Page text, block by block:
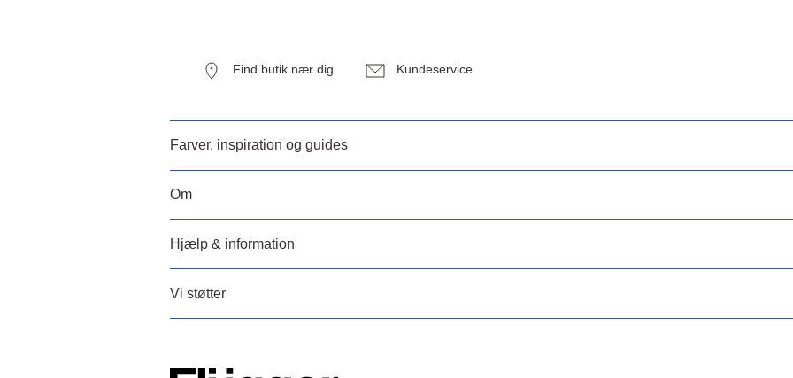
Find butik nær dig Kundeservice
Farver, inspiration og guides
Om
Hjælp & information
Vi støtter